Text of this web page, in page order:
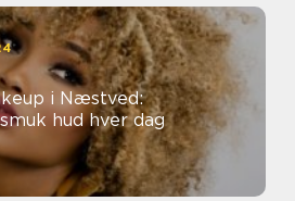
i Næstved:
hud hver dag